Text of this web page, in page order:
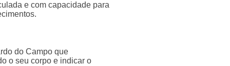
e com capacidade para
do Campo que
o seu corpo e indicar o